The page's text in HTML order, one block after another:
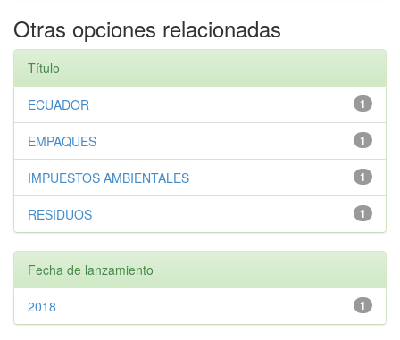
Otras opciones relacionadas
Título
1
ECUADOR
1
EMPAQUES
1
IMPUESTOS AMBIENTALES
1
RESIDUOS
Fecha de lanzamiento
1
2018